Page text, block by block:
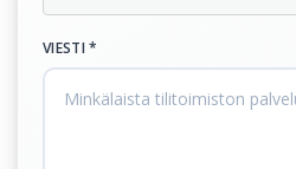
VIESTI *